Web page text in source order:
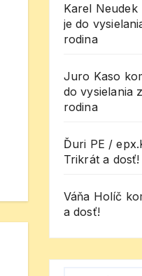
Karel Neudek
je do
rodina
Juro Kaso
do vysielania
rodina
Ďuri PE /
Trikrát a dosť!
Váňa Holíč
a dosť!